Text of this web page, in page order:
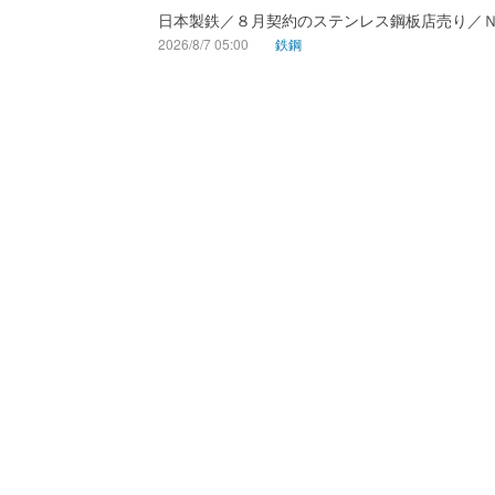
日本製鉄／８月契約のステンレス鋼板店売り／
2026/8/7 05:00 鉄鋼